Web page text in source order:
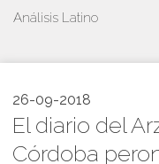
Análisis Latino
26-09-2018
El diario del
Córdoba